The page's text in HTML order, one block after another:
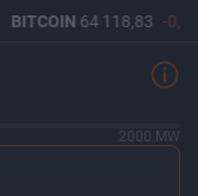
BITCOIN64 118,83 -
2000 MW